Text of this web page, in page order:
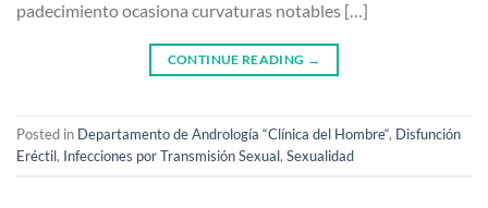
padecimiento ocasiona curvaturas notables […]
CONTINUE READING →
Posted in Departamento de Andrología “Clínica del Hombre“, Disfunción
Eréctil, Infecciones por Transmisión Sexual, Sexualidad